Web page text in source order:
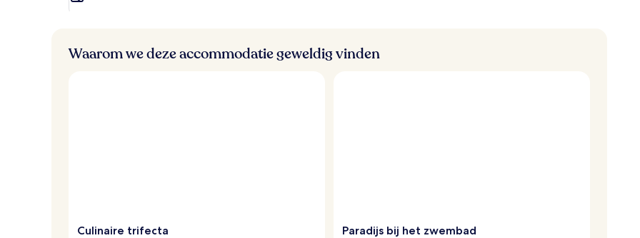
Waarom we deze accommodatie geweldig vinden
Culinaire trifecta Paradijs bij het zwembad